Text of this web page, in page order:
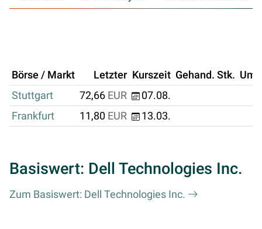
Börse / Markt Letzter Kurszeit Gehand. Stk.
Stuttgart
72,66 EUR
07.08.
Frankfurt
11,80 EUR 13.03.
Basiswert: Dell Technologies Inc.
Zum Basiswert: Dell Technologies Inc.